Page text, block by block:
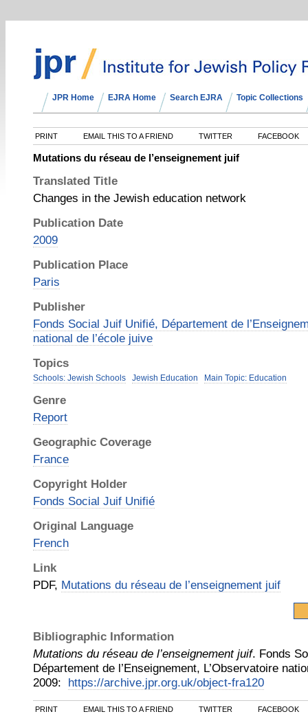
JPR Home EJRA Home Search EJRA Topic Collections
PRINT EMAIL THIS TO A FRIEND TWITTER FACEBOOK
Mutations du réseau de l’enseignement juif
Translated Title
Changes in the Jewish education network
Publication Date
2009
Publication Place
Paris
Publisher
Fonds Social Juif Unifié, Département de
national de l’école juive
Topics
Schools: Jewish Schools Jewish Education Main Topic: Education
Genre
Report
Geographic Coverage
France
Copyright Holder
Fonds Social Juif Unifié
Original Language
French
Link
PDF, Mutations du réseau de l’enseignement juif
Bibliographic Information
Mutations du réseau de l’enseignement juif. Fonds
Département de l’Enseignement, L’Observatoire
2009: https://archive.jpr.org.uk/object-fra120
PRINT EMAIL THIS TO A FRIEND TWITTER FACEBOOK